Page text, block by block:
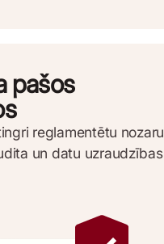
pašos
reglamentētu nozaru
un datu uzraudzības